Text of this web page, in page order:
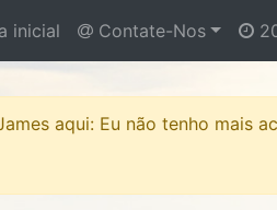
inicial Contate-Nos
aqui: Eu não tenho mais